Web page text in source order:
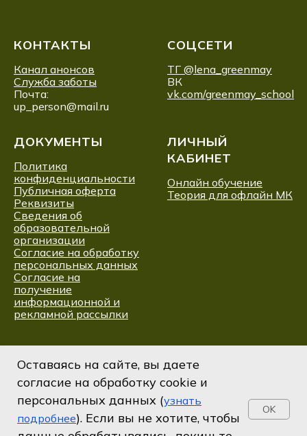
КОНТАКТЫ
Канал анонсов
Служба заботы
Почта:
up_person@mail.ru
СОЦСЕТИ
ТГ @lena_greenmay
ВК
vk.com/greenmay_school
ДОКУМЕНТЫ
Политика
конфиденциальности
Публичная оферта
Реквизиты
Сведения об
образовательной
организации
Согласие на обработку
персональных данных
Согласие на
получение
информационной и
рекламной рассылки
ЛИЧНЫЙ
КАБИНЕТ
Онлайн обучение
Теория для офлайн МК
Оставаясь на сайте, вы даете
согласие на обработку cookie и
персональных данных (узнать
подробнее). Если вы не хотите, чтобы
OK